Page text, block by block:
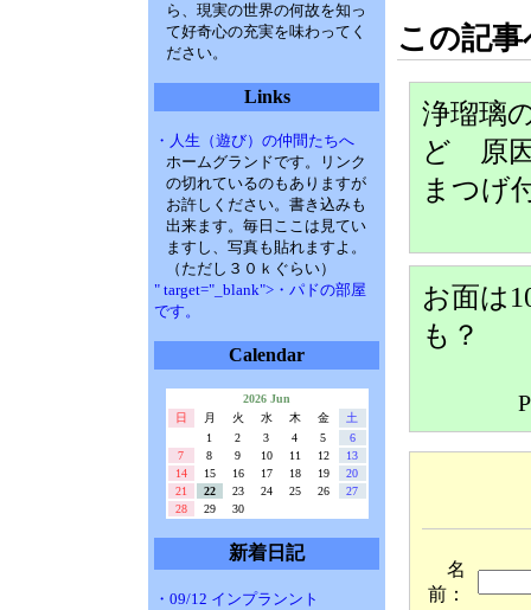
ら、現実の世界の何故を知っ
て好奇心の充実を味わってく
ださい。
Links
・人生（遊び）の仲間たちへ
ホームグランドです。リンク
の切れているのもありますが
お許しください。書き込みも
出来ます。毎日ここは見てい
ますし、写真も貼れますよ。
（ただし３０ｋぐらい）
" target="_blank">・パドの部屋
です。
Calendar
2026 Jun
日
月 火 水 木 金
土
1
2 3 4 5
6
7
8 9 10 11 12
13
14
15 16 17 18 19
20
21
22 23 24 25 26
27
28
29 30
新着日記
・09/12 インプランント
この記
浄瑠璃
ど 原
まつげ
お面は
も？
名
前：